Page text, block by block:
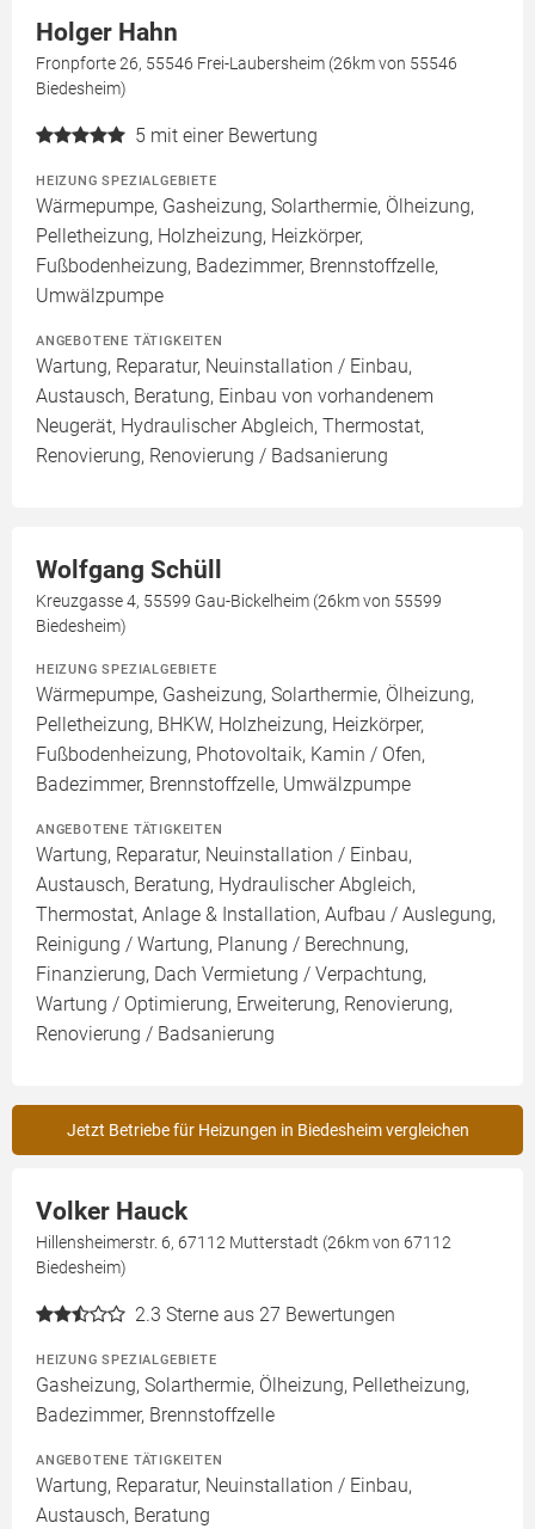
Holger Hahn
Fronpforte 26, 55546 Frei-Laubersheim (26km von 55546
Biedesheim)
5 mit einer Bewertung
HEIZUNG SPEZIALGEBIETE
Wärmepumpe, Gasheizung, Solarthermie, Ölheizung,
Pelletheizung, Holzheizung, Heizkörper,
Fußbodenheizung, Badezimmer, Brennstoffzelle,
Umwälzpumpe
ANGEBOTENE TÄTIGKEITEN
Wartung, Reparatur, Neuinstallation / Einbau,
Austausch, Beratung, Einbau von vorhandenem
Neugerät, Hydraulischer Abgleich, Thermostat,
Renovierung, Renovierung / Badsanierung
Wolfgang Schüll
Kreuzgasse 4, 55599 Gau-Bickelheim (26km von 55599
Biedesheim)
HEIZUNG SPEZIALGEBIETE
Wärmepumpe, Gasheizung, Solarthermie, Ölheizung,
Pelletheizung, BHKW, Holzheizung, Heizkörper,
Fußbodenheizung, Photovoltaik, Kamin / Ofen,
Badezimmer, Brennstoffzelle, Umwälzpumpe
ANGEBOTENE TÄTIGKEITEN
Wartung, Reparatur, Neuinstallation / Einbau,
Austausch, Beratung, Hydraulischer Abgleich,
Thermostat, Anlage & Installation, Aufbau / Auslegung,
Reinigung / Wartung, Planung / Berechnung,
Finanzierung, Dach Vermietung / Verpachtung,
Wartung / Optimierung, Erweiterung, Renovierung,
Renovierung / Badsanierung
Jetzt Betriebe für Heizungen in Biedesheim vergleichen
Volker Hauck
Hillensheimerstr. 6, 67112 Mutterstadt (26km von 67112
Biedesheim)
2.3 Sterne aus 27 Bewertungen
HEIZUNG SPEZIALGEBIETE
Gasheizung, Solarthermie, Ölheizung, Pelletheizung,
Badezimmer, Brennstoffzelle
ANGEBOTENE TÄTIGKEITEN
Wartung, Reparatur, Neuinstallation / Einbau,
Austausch, Beratung